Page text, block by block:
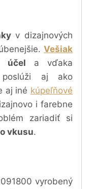
v dizajnových
Vešiak
účel a vďaka
poslúži aj ako
aj iné kúpeľňové
i farebne
zariadiť si
vkusu.
vyrobený